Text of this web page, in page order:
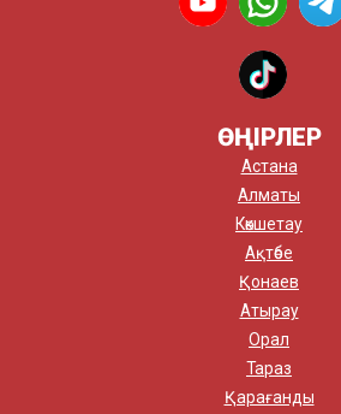
ӨҢІРЛЕР
Астана
Алматы
Көкшетау
Ақтөбе
Қонаев
Атырау
Орал
Тараз
Қарағанды